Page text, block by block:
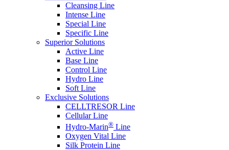
Cleansing Line
Intense Line
Special Line
Specific Line
Superior Solutions
Active Line
Base Line
Control Line
Hydro Line
Soft Line
Exclusive Solutions
CELLTRESOR Line
Cellular Line
Hydro-Marin® Line
Oxygen Vital Line
Silk Protein Line